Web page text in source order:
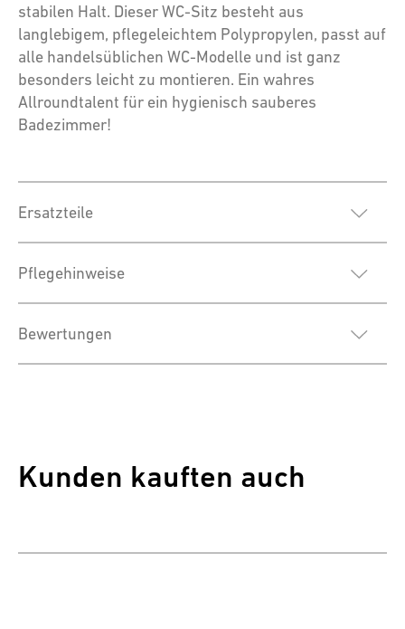
stabilen Halt. Dieser WC-Sitz besteht aus
langlebigem, pflegeleichtem Polypropylen, passt auf
alle handelsüblichen WC-Modelle und ist ganz
besonders leicht zu montieren. Ein wahres
Allroundtalent für ein hygienisch sauberes
Badezimmer!
Ersatzteile
Pflegehinweise
Bewertungen
Kunden kauften auch